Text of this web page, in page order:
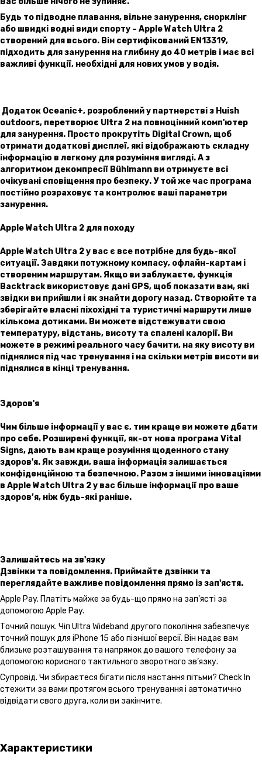
Будь то підводне плавання, вільне занурення, снорклінг
або швидкі водні види спорту – Apple Watch Ultra 2
створений для всього. Він сертифікований EN13319,
підходить для занурення на глибину до 40 метрів і має всі
важливі функції, необхідні для нових умов у водія.
Додаток Oceanic+, розроблений у партнерстві з Huish
outdoors, перетворює Ultra 2 на повноцінний комп'ютер
для занурення. Просто прокрутіть Digital Crown, щоб
отримати додаткові дисплеї, які відображають складну
інформацію в легкому для розуміння вигляді. А з
алгоритмом декомпресії Bühlmann ви отримуєте всі
очікувані сповіщення про безпеку. У той же час програма
постійно розраховує та контролює ваші параметри
занурення.
Apple Watch Ultra 2 для походу
Apple Watch Ultra 2 у вас є все потрібне для будь-якої
ситуації. Завдяки потужному компасу, офлайн-картам і
створеним маршрутам. Якщо ви заблукаєте, функція
Backtrack використовує дані GPS, щоб показати вам, які
звідки ви прийшли і як знайти дорогу назад. Створюйте та
зберігайте власні піхохідні та туристичні маршрути лише
кількома дотиками. Ви можете відстежувати свою
температуру, відстань, висоту та спалені калорії. Ви
можете в режимі реального часу бачити, на яку висоту ви
піднялися під час тренування і на скільки метрів висоти ви
піднялися в кінці тренування.
Здоров'я
Чим більше інформації у вас є, тим краще ви можете дбати
про себе. Розширені функції, як-от нова програма Vital
Signs, дають вам краще розуміння щоденного стану
здоров'я. Як завжди, ваша інформація залишається
конфіденційною та безпечною. Разом з іншими інноваціями
в Apple Watch Ultra 2 у вас більше інформації про ваше
здоров’я, ніж будь-які раніше.
Залишайтесь на зв'язку
Дзвінки та повідомлення. Приймайте дзвінки та
переглядайте важливе повідомлення прямо із зап'ястя.
Apple Pay. Платіть майже за будь-що прямо на зап'ясті за
допомогою Apple Pay.
Точний пошук. Чіп Ultra Wideband другого покоління забезпечує
точний пошук для iPhone 15 або пізнішої версії. Він надає вам
близьке розташування та напрямок до вашого телефону за
допомогою корисного тактильного зворотного зв’язку.
Супровід. Чи збираєтеся бігати після настання пітьми? Check In
стежити за вами протягом всього тренування і автоматично
відвідати свого друга, коли ви закінчите.
Характеристики